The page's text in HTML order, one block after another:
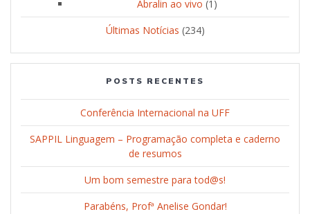
Abralin ao vivo (1)
Últimas Notícias (234)
POSTS RECENTES
Conferência Internacional na UFF
SAPPIL Linguagem – Programação completa e caderno
de resumos
Um bom semestre para tod@s!
Parabéns, Profª Anelise Gondar!